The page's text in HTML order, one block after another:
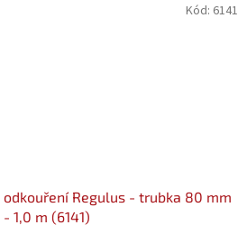
odkouření Regulus - trubka 80 mm
- 1,0 m (6141)
Kód: 6141